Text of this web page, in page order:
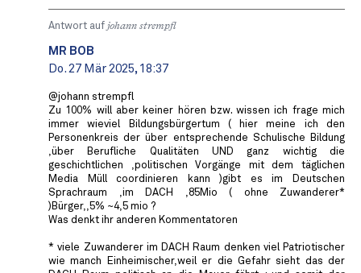
Antwort auf johann strempfl
MR BOB ️
Do. 27 Mär 2025, 18:37
@johann strempfl
Zu 100% will aber keiner hören bzw. wissen ich frage mich
immer wieviel Bildungsbürgertum ( hier meine ich den
Personenkreis der über entsprechende Schulische Bildung
,über Berufliche Qualitäten UND ganz wichtig die
geschichtlichen ,politischen Vorgänge mit dem täglichen
Media Müll coordinieren kann )gibt es im Deutschen
Sprachraum ,im DACH ,85Mio ( ohne Zuwanderer*
)Bürger,,5% ~4,5 mio ?
Was denkt ihr anderen Kommentatoren
* viele Zuwanderer im DACH Raum denken viel Patriotischer
wie manch Einheimischer,weil er die Gefahr sieht das der